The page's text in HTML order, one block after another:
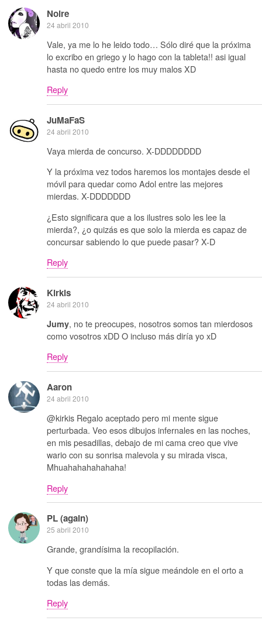
Noire
24 abril 2010
Vale, ya me lo he leido todo… Sólo diré que la próxima
lo excribo en griego y lo hago con la tableta!! asi igual
hasta no quedo entre los muy malos XD
Reply
JuMaFaS
24 abril 2010
Vaya mierda de concurso. X-DDDDDDDD
Y la próxima vez todos haremos los montajes desde el
móvil para quedar como Adol entre las mejores
mierdas. X-DDDDDDD
¿Esto significara que a los ilustres solo les lee la
mierda?, ¿o quizás es que solo la mierda es capaz de
concursar sabiendo lo que puede pasar? X-D
Reply
Kirkis
24 abril 2010
Jumy, no te preocupes, nosotros somos tan mierdosos
como vosotros xDD O incluso más diría yo xD
Reply
Aaron
24 abril 2010
@kirkis Regalo aceptado pero mi mente sigue
perturbada. Veo esos dibujos infernales en las noches,
en mis pesadillas, debajo de mi cama creo que vive
wario con su sonrisa malevola y su mirada visca,
Mhuahahahahahaha!
Reply
PL (again)
25 abril 2010
Grande, grandísima la recopilación.
Y que conste que la mía sigue meándole en el orto a
todas las demás.
Reply